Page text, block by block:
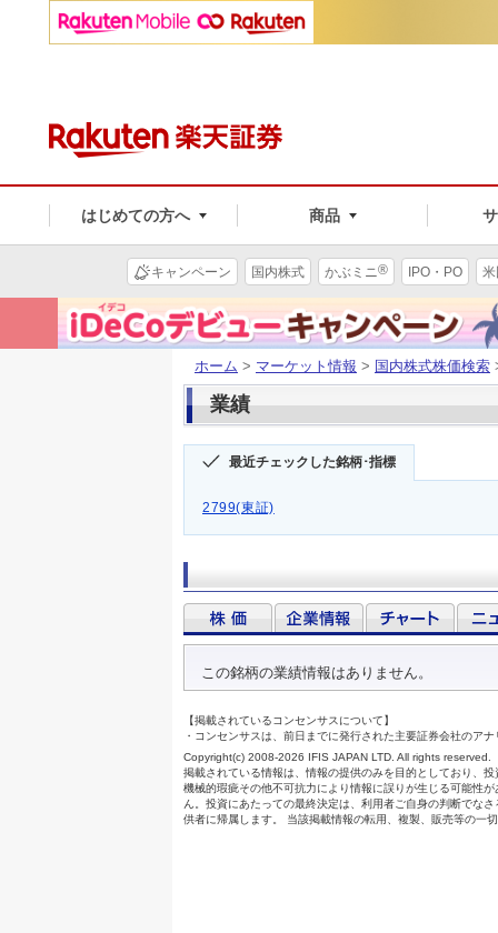
はじめての方へ 商品
キャンペーン 国内株式 かぶミニ® IPO・PO
ホーム > マーケット情報 > 国内株式株価検索
業績
最近チェックした銘柄･指標
2799(東証)